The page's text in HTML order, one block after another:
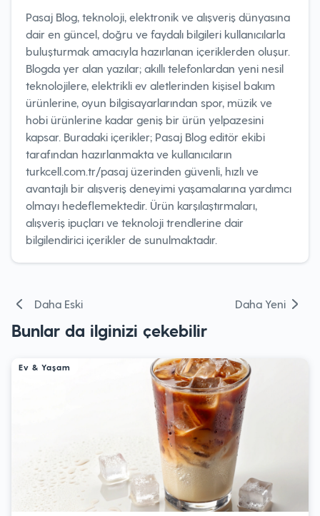
Pasaj Blog, teknoloji, elektronik ve alışveriş dünyasına
dair en güncel, doğru ve faydalı bilgileri kullanıcılarla
buluşturmak amacıyla hazırlanan içeriklerden oluşur.
Blogda yer alan yazılar; akıllı telefonlardan yeni nesil
teknolojilere, elektrikli ev aletlerinden kişisel bakım
ürünlerine, oyun bilgisayarlarından spor, müzik ve
hobi ürünlerine kadar geniş bir ürün yelpazesini
kapsar. Buradaki içerikler; Pasaj Blog editör ekibi
tarafından hazırlanmakta ve kullanıcıların
turkcell.com.tr/pasaj üzerinden güvenli, hızlı ve
avantajlı bir alışveriş deneyimi yaşamalarına yardımcı
olmayı hedeflemektedir. Ürün karşılaştırmaları,
alışveriş ipuçları ve teknoloji trendlerine dair
bilgilendirici içerikler de sunulmaktadır.
Yazı
Daha Eski Daha Yeni
Bunlar da ilginizi çekebilir
Ev & Yaşam